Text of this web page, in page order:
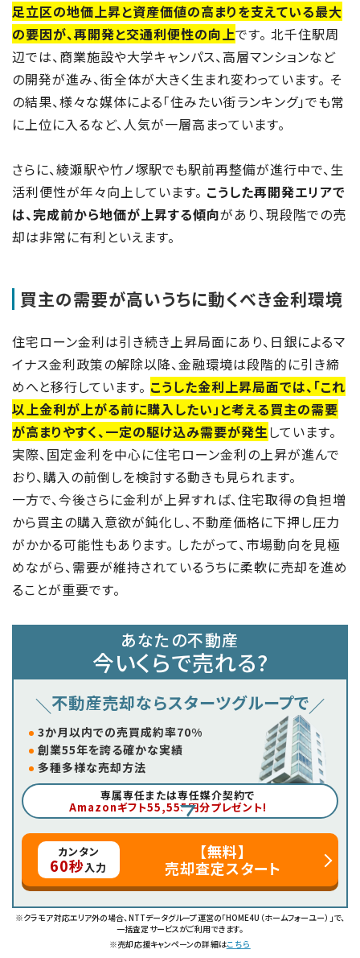
足立区の地価上昇と資産価値の高まりを支えている最大
の要因が、再開発と交通利便性の向上です。 北千住駅周
辺では、商業施設や大学キャンパス、高層マンションなど
の開発が進み、街全体が大きく生まれ変わっています。 そ
の結果、様々な媒体による「住みたい街ランキング」でも常
に上位に入るなど、人気が一層高まっています。
さらに、綾瀬駅や竹ノ塚駅でも駅前再整備が進行中で、生
活利便性が年々向上しています。 こうした再開発エリアで
は、完成前から地価が上昇する傾向があり、現段階での売
却は非常に有利といえます。
買主の需要が高いうちに動くべき金利環境
住宅ローン金利は引き続き上昇局面にあり、日銀によるマ
イナス金利政策の解除以降、金融環境は段階的に引き締
めへと移行しています。 こうした金利上昇局面では、「これ
以上金利が上がる前に購入したい」と考える買主の需要
が高まりやすく、一定の駆け込み需要が発生しています。
実際、固定金利を中心に住宅ローン金利の上昇が進んで
おり、購入の前倒しを検討する動きも見られます。
一方で、今後さらに金利が上昇すれば、住宅取得の負担増
から買主の購入意欲が鈍化し、不動産価格に下押し圧力
がかかる可能性もあります。 したがって、市場動向を見極
めながら、需要が維持されているうちに柔軟に売却を進め
ることが重要です。
あなたの不動産
今いくらで売れる?
不動産売却ならスターツグループで
3か月以内での売買成約率70%
創業55年を誇る確かな実績
多種多様な売却方法
専属専任または専任媒介契約で
Amazonギフト55,555円分プレゼント!
カンタン
60秒入力
【無料】
売却査定スタート
※クラモア対応エリア外の場合、NTTデータグループ運営の「HOME4U（ホームフォーユー）」で、
一括査定サービスがご利用できます。
※売却応援キャンペーンの詳細はこちら